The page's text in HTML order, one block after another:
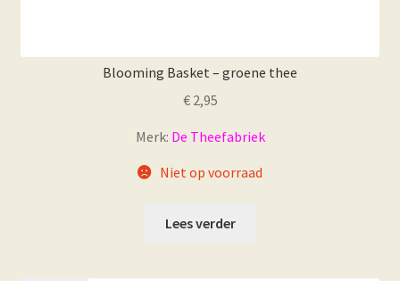
Blooming Basket – groene thee
€2,95
Merk: De Theefabriek
Niet op voorraad
Lees verder